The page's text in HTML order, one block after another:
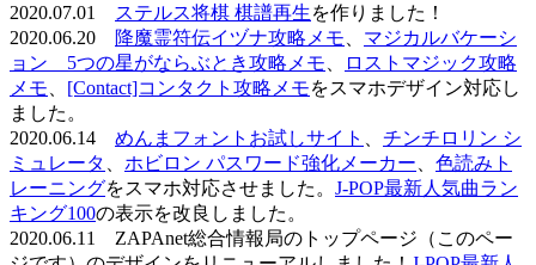
2020.07.01
ステルス将棋 棋譜再生を作りました！
2020.06.20
降魔霊符伝イヅナ攻略メモ
マジカルバケーシ
ョン 5つの星がならぶとき攻略メモ
ロストマジック攻略
メモ
[Contact]コンタクト攻略メモをスマホデザイン対応し
ました。
2020.06.14 めんまフォントお試しサイト
チンチロリン シ
ミュレータ
ホビロン パスワード強化メーカー
色読みト
レーニングをスマホ対応させました。 J-POP最新人気曲ラン
キング100の表示を改良しました。
2020.06.11 ZAPAnet総合情報局のトップページ（このペー